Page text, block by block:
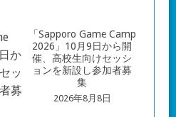
「Sapporo Game Camp
2026」10月9日から開
催、高校生向けセッシ
ョンを新設し参加者募
集
2026年8月8日